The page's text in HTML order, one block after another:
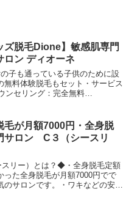
ズ脱毛Dione】敏感肌専門
ロン ディオーネ
子も通っている子供のために設
料体験脱毛もセット・サービス
ンセリング：完全無料
毛が月額7000円・全身脱
サロン C３（シースリ
リー）とは？◆・全身脱毛定額
った全身脱毛が月額7000円でで
サロンです。・ワキなどの安価